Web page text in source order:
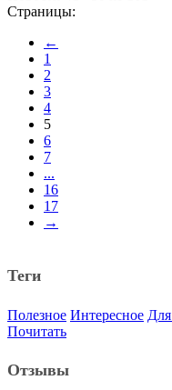
Страницы:
←
1
2
3
4
5
6
7
...
16
17
→
Теги
Полезное Интересное
Почитать
Отзывы